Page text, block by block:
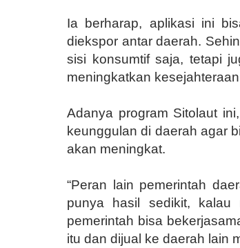
Ia berharap, aplikasi ini
diekspor antar daerah.
sisi konsumtif saja, tetapi
meningkatkan
Adanya program Sitolaut
keunggulan di daerah agar
akan meningkat.
“Peran lain pemerintah
punya hasil sedikit,
pemerintah bisa
itu dan dijual ke daerah lain